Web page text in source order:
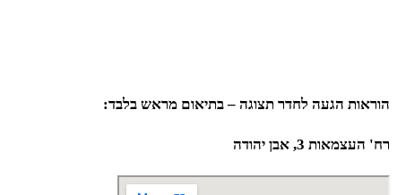
הוראות הגעה לחדר תצוגה – בתיאום מראש בלבד:
רח' העצמאות 3, אבן יהודה